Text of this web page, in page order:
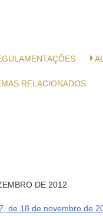
RELACIONADOS
DE 2012
de 18 de novembro de